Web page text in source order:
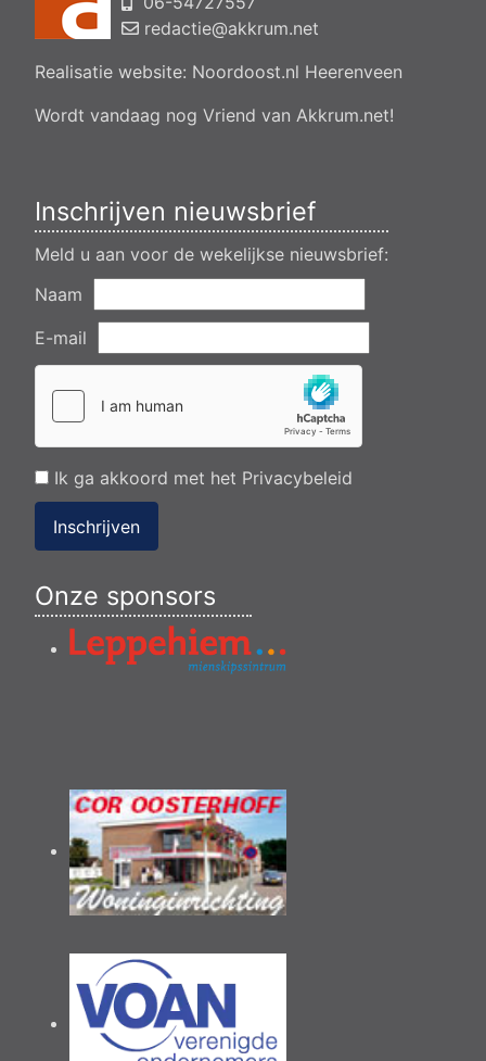
Aanvraag omgevingsvergunning, bouwen van een
bedrijfsverzamelgebouw, spikerboor naast nummer 11-1
Aanvraag omgevingsvergunning wateractiviteit wf-1009518
van een transformatorstation project nulelie Akkrum nabij de
redactie@akkrum.net
Realisatie website: Noordoost.nl Heerenveen
Wordt vandaag nog Vriend van Akkrum.net!
Inschrijven nieuwsbrief
Meld u aan voor de wekelijkse nieuwsbrief:
Naam
E-mail
Ik ga akkoord met het Privacybeleid
Inschrijven
Onze sponsors